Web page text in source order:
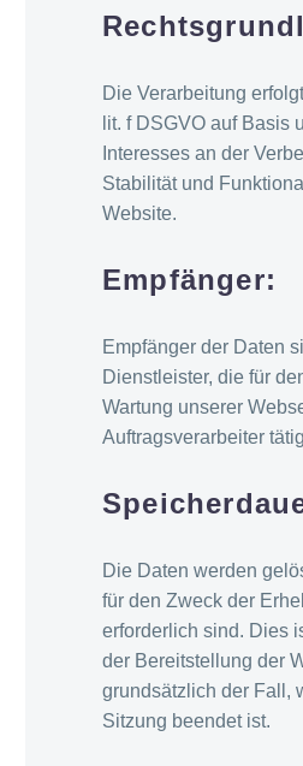
Die Verarbeitung
lit. f DSGVO auf Basis
Interesses an der
Stabilität und
Website.
Empfänger:
Empfänger der Daten
Dienstleister, die für
Wartung unserer
Auftragsverarbeiter
Die Daten werden
für den Zweck der
erforderlich sind. Dies
der Bereitstellung der
grundsätzlich der Fall,
Sitzung beendet ist.